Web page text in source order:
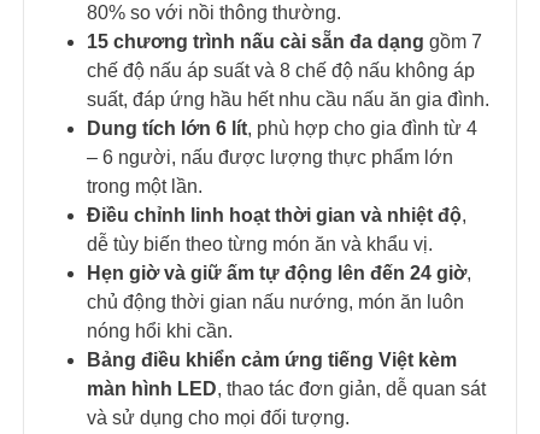
80% so với nồi thông thường.
15 chương trình nấu cài sẵn đa dạng gồm 7
chế độ nấu áp suất và 8 chế độ nấu không áp
suất, đáp ứng hầu hết nhu cầu nấu ăn gia đình.
Dung tích lớn 6 lít, phù hợp cho gia đình từ 4
– 6 người, nấu được lượng thực phẩm lớn
trong một lần.
Điều chỉnh linh hoạt thời gian và nhiệt độ,
dễ tùy biến theo từng món ăn và khẩu vị.
Hẹn giờ và giữ ấm tự động lên đến 24 giờ,
chủ động thời gian nấu nướng, món ăn luôn
nóng hổi khi cần.
Bảng điều khiển cảm ứng tiếng Việt kèm
màn hình LED, thao tác đơn giản, dễ quan sát
và sử dụng cho mọi đối tượng.